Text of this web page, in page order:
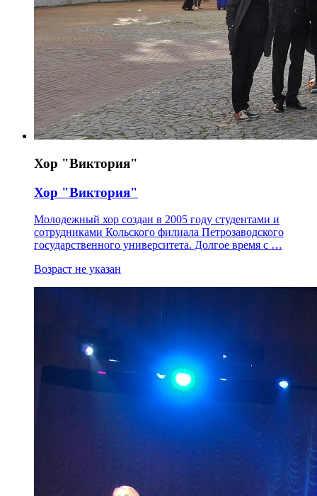
Хор "Виктория"
Хор "Виктория"
Молодежный хор создан в 2005 году студентами и
сотрудниками Кольского филиала Петрозаводского
государственного университета. Долгое время с …
Возраст не указан